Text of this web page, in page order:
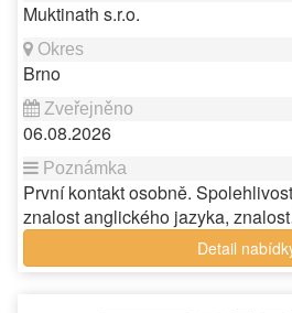
Muktinath s.r.o.
Brno
06.08.2026
První kontakt osobně.
znalost anglického jazyka,
Detail